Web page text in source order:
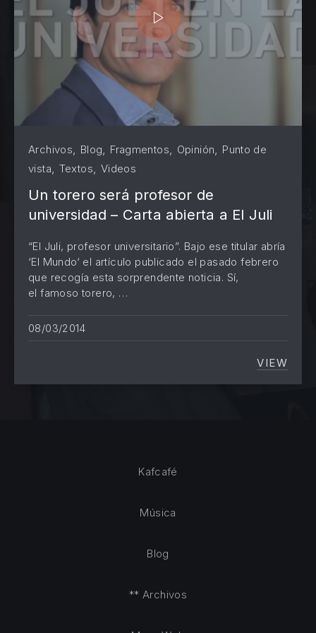
Archivos, Blog, Fragmentos, Opinión, Punto de
vista, Textos, Videos
Un torero será profesor de
universidad – Carta abierta a El Juli
“El Juli, profesor universitario”. Bajo ese titular abría
‘El Mundo‘ el artículo publicado el pasado febrero
que recogía esta sorprendente noticia. Sí,
el famoso torero, …
08/03/2014
VIEW
UN
Kafcafé
Música
Blog
** Archivos
PREVIOUS